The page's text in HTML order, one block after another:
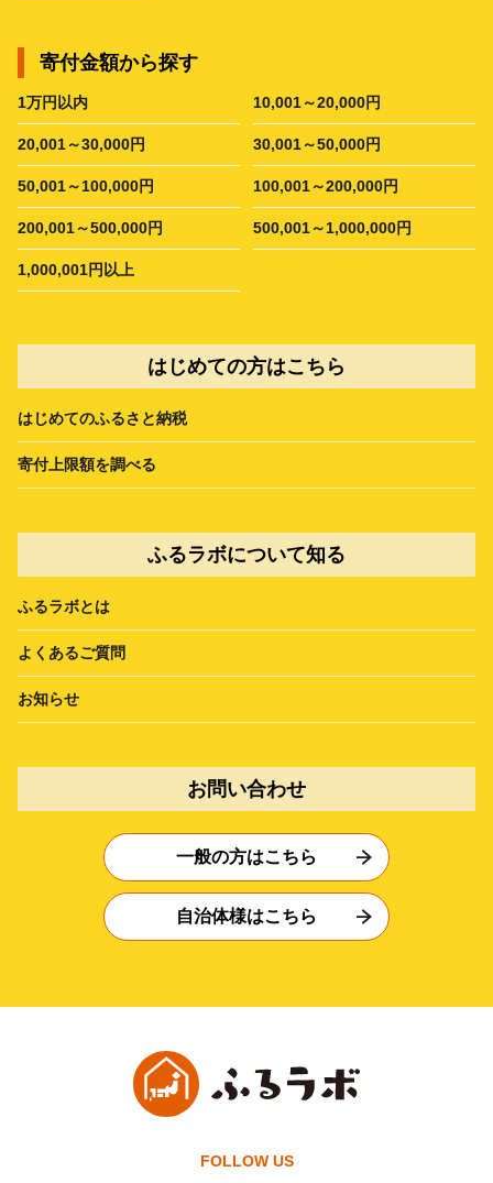
寄付金額から探す
1万円以内 10,001～20,000円
20,001～30,000円 30,001～50,000円
50,001～100,000円 100,001～200,000円
200,001～500,000円 500,001～1,000,000円
1,000,001円以上
はじめての方はこちら
はじめてのふるさと納税
寄付上限額を調べる
ふるラボについて知る
ふるラボとは
よくあるご質問
お知らせ
お問い合わせ
一般の方はこちら
自治体様はこちら
FOLLOW US